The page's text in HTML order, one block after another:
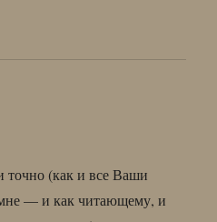
точно (как и все Ваши
— и как читающему, и